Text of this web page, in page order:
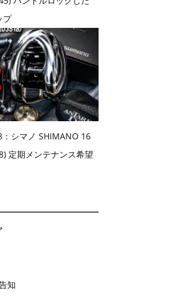
プ
シマノ SHIMANO 16
定期メンテナンス希望
知